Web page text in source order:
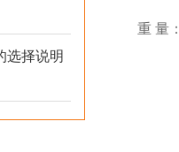
选择说明
重 量